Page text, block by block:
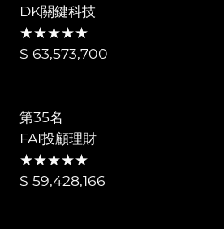
DK關鍵科技
★★★★★
$ 63,573,700
第35名
FAI投顧理財
★★★★★
$ 59,428,166